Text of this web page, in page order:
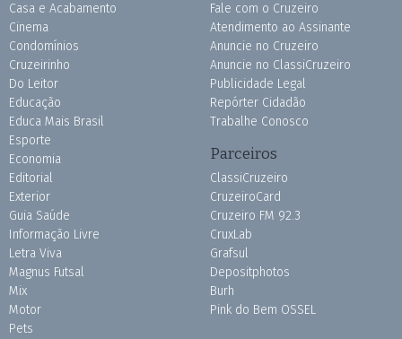
Casa e Acabamento
Cinema
Condomínios
Cruzeirinho
Do Leitor
Educação
Educa Mais Brasil
Esporte
Economia
Editorial
Exterior
Guia Saúde
Informação Livre
Letra Viva
Magnus Futsal
Mix
Motor
Pets
Fale com o Cruzeiro
Atendimento ao Assinante
Anuncie no Cruzeiro
Anuncie no ClassiCruzeiro
Publicidade Legal
Repórter Cidadão
Trabalhe Conosco
Parceiros
ClassiCruzeiro
CruzeiroCard
Cruzeiro FM 92.3
CruxLab
Grafsul
Depositphotos
Burh
Pink do Bem OSSEL